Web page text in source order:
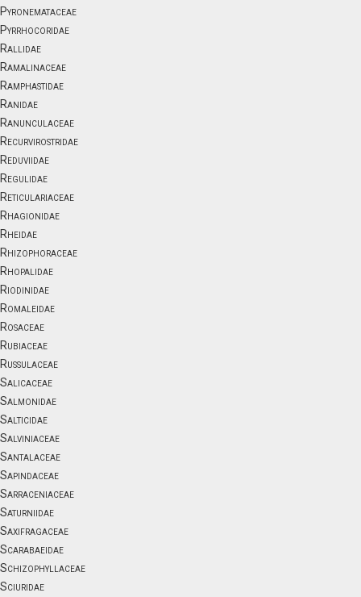
Pyronemataceae
Pyrrhocoridae
Rallidae
Ramalinaceae
Ramphastidae
Ranidae
Ranunculaceae
Recurvirostridae
Reduviidae
Regulidae
Reticulariaceae
Rhagionidae
Rheidae
Rhizophoraceae
Rhopalidae
Riodinidae
Romaleidae
Rosaceae
Rubiaceae
Russulaceae
Salicaceae
Salmonidae
Salticidae
Salviniaceae
Santalaceae
Sapindaceae
Sarraceniaceae
Saturniidae
Saxifragaceae
Scarabaeidae
Schizophyllaceae
Sciuridae